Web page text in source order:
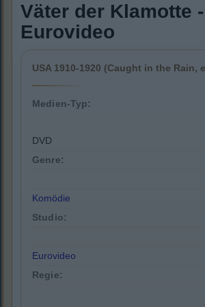
Väter der Klamotte -
Eurovideo
USA 1910-1920 (Caught in the Rain,
Medien-Typ:
DVD
Genre:
Komödie
Studio:
Eurovideo
Regie: